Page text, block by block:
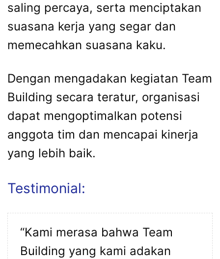
saling percaya, serta menciptakan
suasana kerja yang segar dan
memecahkan suasana kaku.
Dengan mengadakan kegiatan Team
Building secara teratur, organisasi
dapat mengoptimalkan potensi
anggota tim dan mencapai kinerja
yang lebih baik.
Testimonial:
“Kami merasa bahwa Team
Building yang kami adakan